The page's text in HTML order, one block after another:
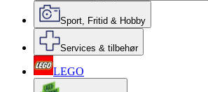
Sport, Fritid & Hobby
Services & tilbehør
LEGO